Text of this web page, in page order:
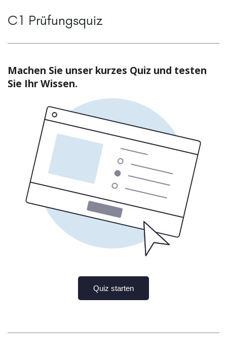
C1 Prüfungsquiz